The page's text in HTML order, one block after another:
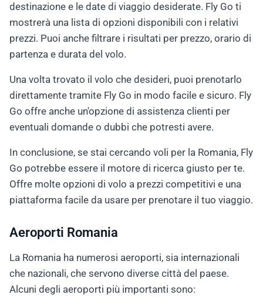
destinazione e le date di viaggio desiderate. Fly Go ti
mostrerà una lista di opzioni disponibili con i relativi
prezzi. Puoi anche filtrare i risultati per prezzo, orario di
partenza e durata del volo.
Una volta trovato il volo che desideri, puoi prenotarlo
direttamente tramite Fly Go in modo facile e sicuro. Fly
Go offre anche un'opzione di assistenza clienti per
eventuali domande o dubbi che potresti avere.
In conclusione, se stai cercando voli per la Romania, Fly
Go potrebbe essere il motore di ricerca giusto per te.
Offre molte opzioni di volo a prezzi competitivi e una
piattaforma facile da usare per prenotare il tuo viaggio.
Aeroporti Romania
La Romania ha numerosi aeroporti, sia internazionali
che nazionali, che servono diverse città del paese.
Alcuni degli aeroporti più importanti sono: